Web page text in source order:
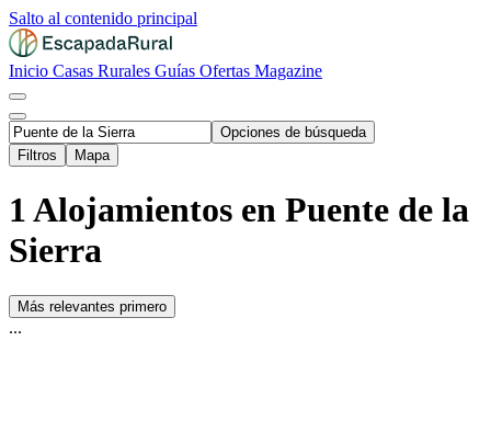
Salto al contenido principal
Inicio Casas Rurales Guías Ofertas Magazine
Opciones de búsqueda
Filtros
Mapa
1 Alojamientos en Puente de la
Sierra
Más relevantes primero
...